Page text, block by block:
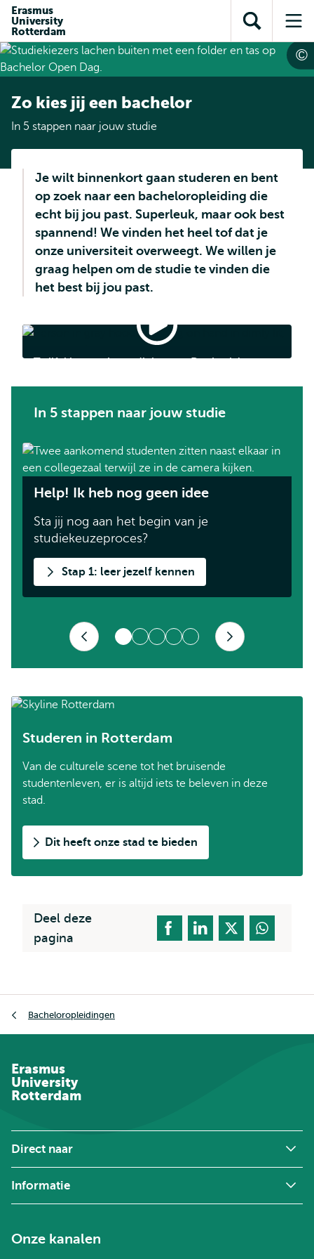
inhoud
gaan
gaan
Direct naar
subnavigatie
Erasmus
University
Rotterdam
Toon
zoekveld
Zo kies jij een bachelor
In 5 stappen naar jouw studie
Je wilt binnenkort gaan studeren en bent
op zoek naar een bacheloropleiding die
echt bij jou past. Superleuk, maar ook best
spannend! We vinden het heel tof dat je
onze universiteit overweegt. We willen je
graag helpen om de studie te vinden die
het best bij jou past.
Twijfel
je
Dat
oké
Twijfel je over je studiekeuze? Dat is oké
In 5 stappen naar jouw studie
Help! Ik heb nog geen idee
Sta jij nog aan het begin van je
studiekeuzeproces?
Stap 1: leer jezelf kennen
Vorige
Volgende
Studeren in Rotterdam
Van de culturele scene tot het bruisende
studentenleven, er is altijd iets te beleven in deze
stad.
Dit heeft onze stad te bieden
Deel deze
pagina
Bacheloropleidingen
Erasmus
University
Rotterdam
Direct naar
Informatie
Onze kanalen